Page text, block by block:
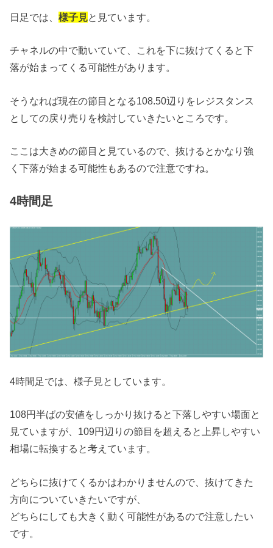
日足では、様子見と見ています。
チャネルの中で動いていて、これを下に抜けてくると下
落が始まってくる可能性があります。
そうなれば現在の節目となる108.50辺りをレジスタンス
としての戻り売りを検討していきたいところです。
ここは大きめの節目と見ているので、抜けるとかなり強
く下落が始まる可能性もあるので注意ですね。
4時間足
4時間足では、様子見としています。
108円半ばの安値をしっかり抜けると下落しやすい場面と
見ていますが、109円辺りの節目を超えると上昇しやすい
相場に転換すると考えています。
どちらに抜けてくるかはわかりませんので、抜けてきた
方向についていきたいですが、
どちらにしても大きく動く可能性があるので注意したい
です。